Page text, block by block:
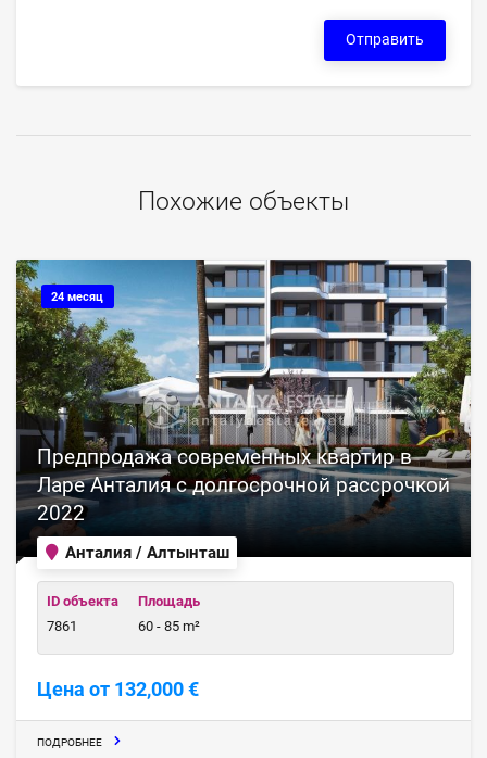
Отправить
Похожие объекты
24 месяц
Анталия / Алтынташ
Предпродажа современных квартир в
Ларе Анталия с долгосрочной рассрочкой
2022
ID объекта
7861
Площадь
60 - 85 m²
Цена от 132,000 €
ПОДРОБНЕЕ